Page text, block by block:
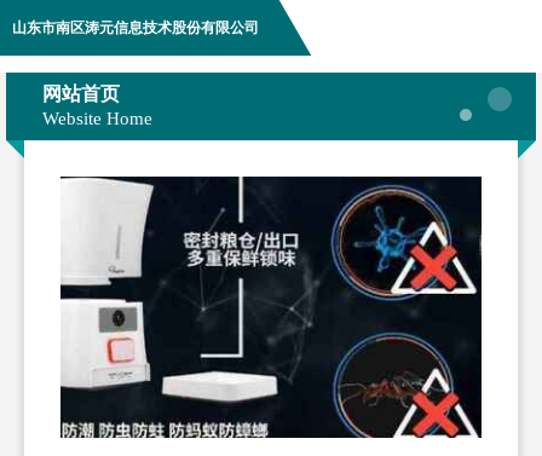
山东市南区涛元信息技术股份有限公司
网站首页
Website Home